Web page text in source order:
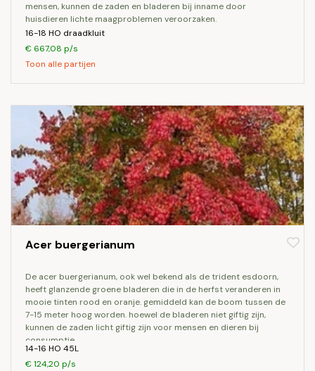
mensen, kunnen de zaden en bladeren bij inname door
huisdieren lichte maagproblemen veroorzaken.
16-18 HO draadkluit
€ 667,08 p/s
Toon alle partijen
Acer buergerianum
de acer buergerianum, ook wel bekend als de trident esdoorn,
heeft glanzende groene bladeren die in de herfst veranderen in
mooie tinten rood en oranje. gemiddeld kan de boom tussen de
7-15 meter hoog worden. hoewel de bladeren niet giftig zijn,
kunnen de zaden licht giftig zijn voor mensen en dieren bij
consumptie.
14-16 HO 45L
€ 124,20 p/s